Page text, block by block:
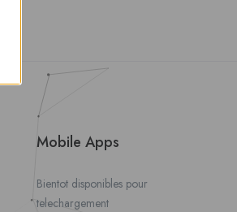
Mobile Apps
Bientot disponibles pour
telechargement